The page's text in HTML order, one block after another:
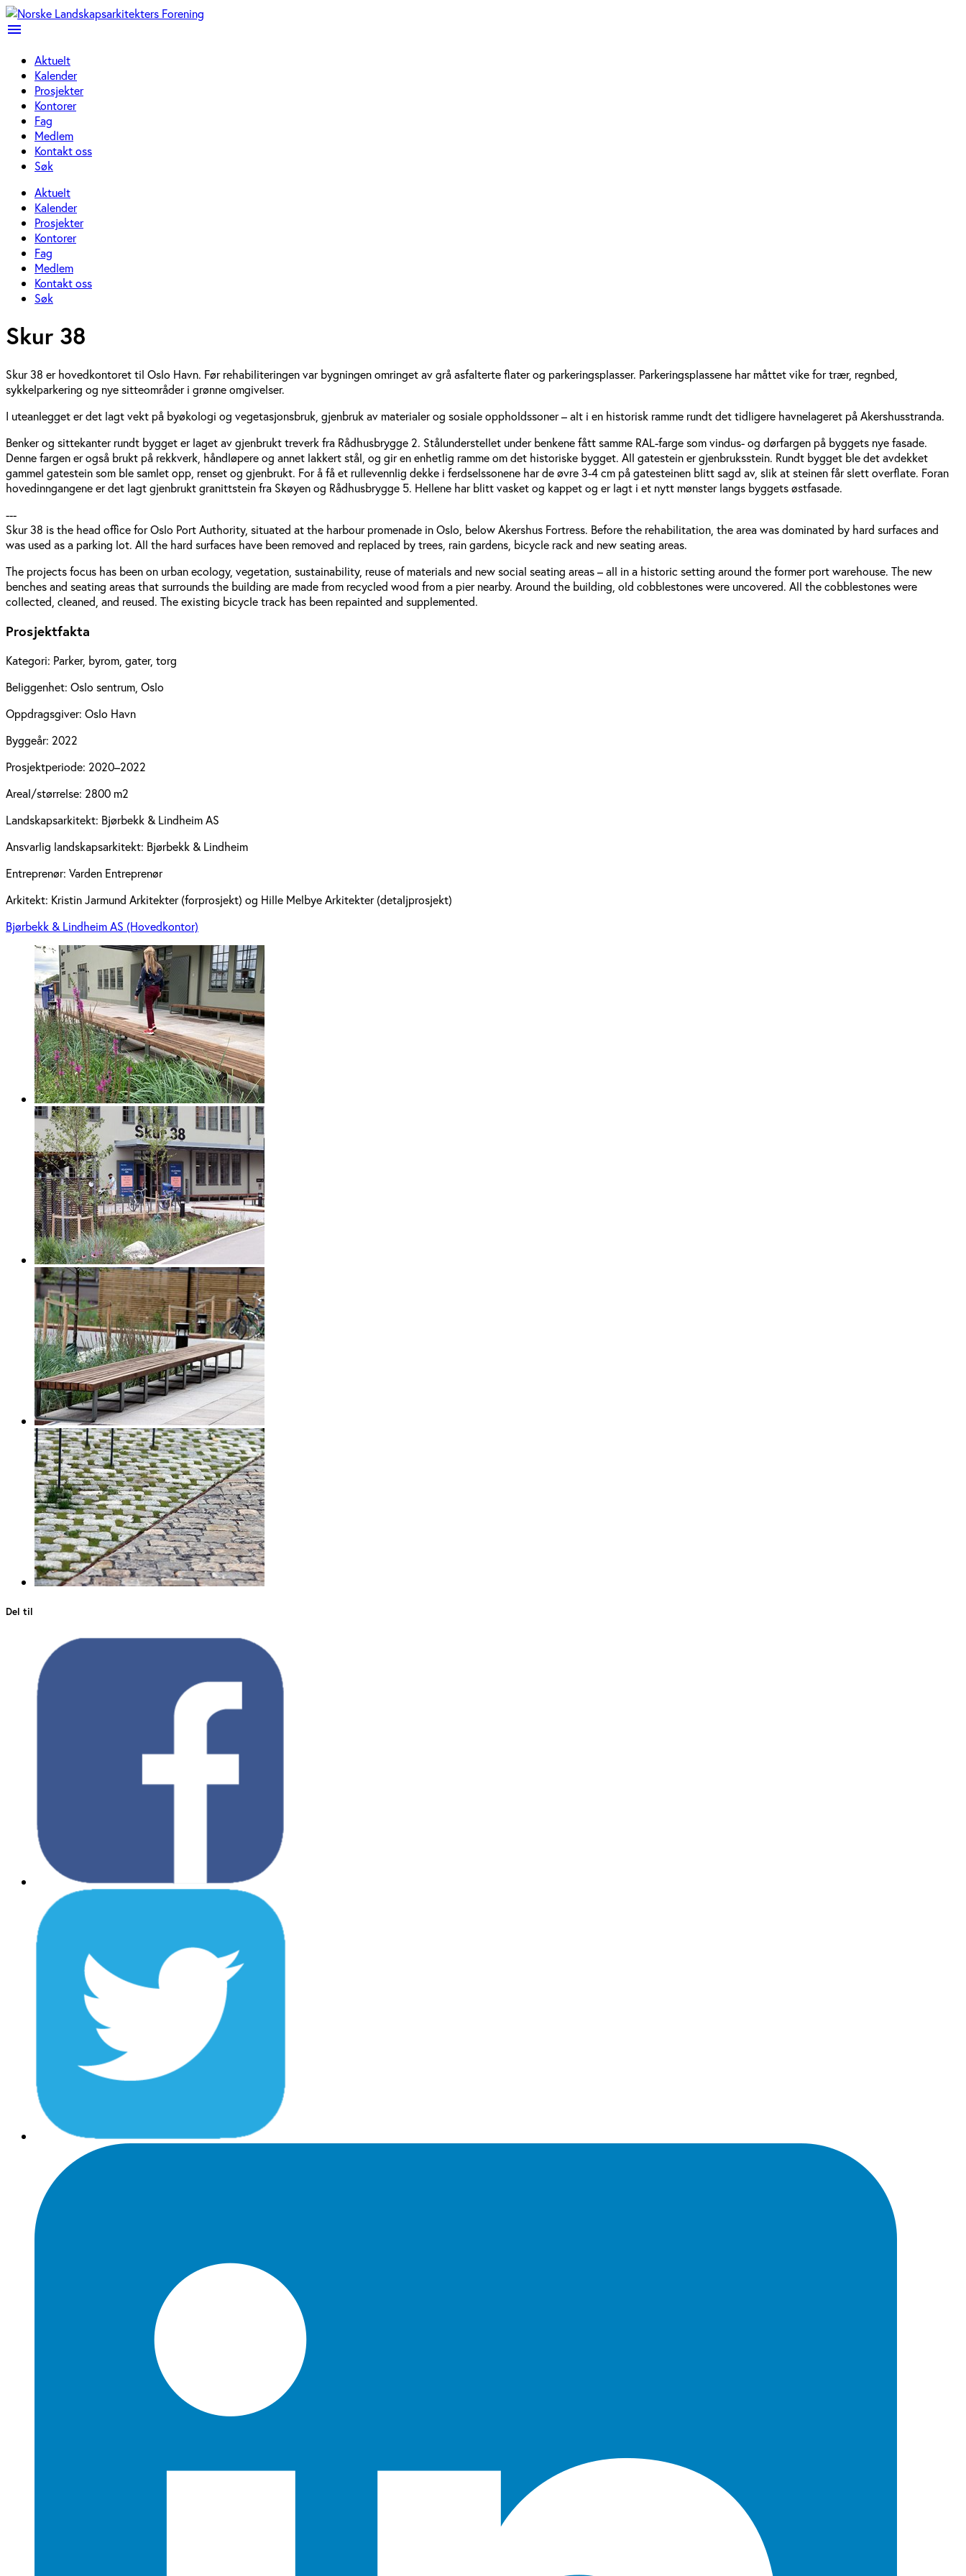
menu
Aktuelt
Kalender
Prosjekter
Kontorer
Fag
Medlem
Kontakt oss
Søk
Aktuelt
Kalender
Prosjekter
Kontorer
Fag
Medlem
Kontakt oss
Søk
Skur 38
Skur 38 er hovedkontoret til Oslo Havn. Før rehabiliteringen var bygningen omringet av grå asfalterte flater og parkeringsplasser. Parkeringsplassene har måttet vike for trær, regnbed,
sykkelparkering og nye sitteområder i grønne omgivelser.
I uteanlegget er det lagt vekt på byøkologi og vegetasjonsbruk, gjenbruk av materialer og sosiale oppholdssoner – alt i en historisk ramme rundt det tidligere havnelageret på Akershusstranda.
Benker og sittekanter rundt bygget er laget av gjenbrukt treverk fra Rådhusbrygge 2. Stålunderstellet under benkene fått samme RAL-farge som vindus- og dørfargen på byggets nye fasade.
Denne fargen er også brukt på rekkverk, håndløpere og annet lakkert stål, og gir en enhetlig ramme om det historiske bygget. All gatestein er gjenbruksstein. Rundt bygget ble det avdekket
gammel gatestein som ble samlet opp, renset og gjenbrukt. For å få et rullevennlig dekke i ferdselssonene har de øvre 3-4 cm på gatesteinen blitt sagd av, slik at steinen får slett overflate. Foran
hovedinngangene er det lagt gjenbrukt granittstein fra Skøyen og Rådhusbrygge 5. Hellene har blitt vasket og kappet og er lagt i et nytt mønster langs byggets østfasade.
---
Skur 38 is the head office for Oslo Port Authority, situated at the harbour promenade in Oslo, below Akershus Fortress. Before the rehabilitation, the area was dominated by hard surfaces and
was used as a parking lot. All the hard surfaces have been removed and replaced by trees, rain gardens, bicycle rack and new seating areas.
The projects focus has been on urban ecology, vegetation, sustainability, reuse of materials and new social seating areas – all in a historic setting around the former port warehouse. The new
benches and seating areas that surrounds the building are made from recycled wood from a pier nearby. Around the building, old cobblestones were uncovered. All the cobblestones were
collected, cleaned, and reused. The existing bicycle track has been repainted and supplemented.
Prosjektfakta
Kategori: Parker, byrom, gater, torg
Beliggenhet: Oslo sentrum, Oslo
Oppdragsgiver: Oslo Havn
Byggeår: 2022
Prosjektperiode: 2020–2022
Areal/størrelse: 2800 m2
Landskapsarkitekt: Bjørbekk & Lindheim AS
Ansvarlig landskapsarkitekt: Bjørbekk & Lindheim
Entreprenør: Varden Entreprenør
Arkitekt: Kristin Jarmund Arkitekter (forprosjekt) og Hille Melbye Arkitekter (detaljprosjekt)
Bjørbekk & Lindheim AS (Hovedkontor)
Del til